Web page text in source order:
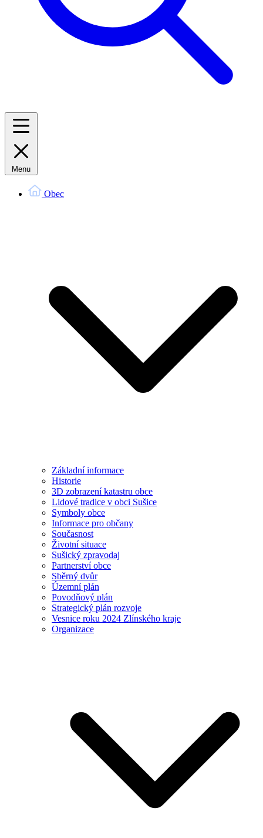
Menu
Obec
Základní informace
Historie
3D zobrazení katastru obce
Lidové tradice v obci Sušice
Symboly obce
Informace pro občany
Současnost
Životní situace
Sušický zpravodaj
Partnerství obce
Sběrný dvůr
Územní plán
Povodňový plán
Strategický plán rozvoje
Vesnice roku 2024 Zlínského kraje
Organizace